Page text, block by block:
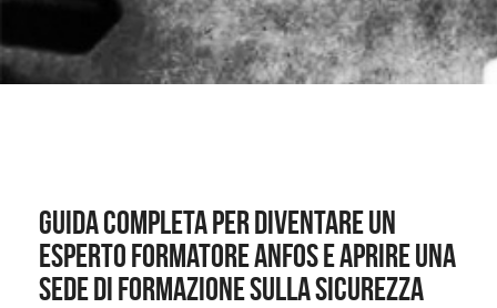
Guida completa per diventare un
esperto formatore ANFOS e aprire una
sede di formazione sulla sicurezza